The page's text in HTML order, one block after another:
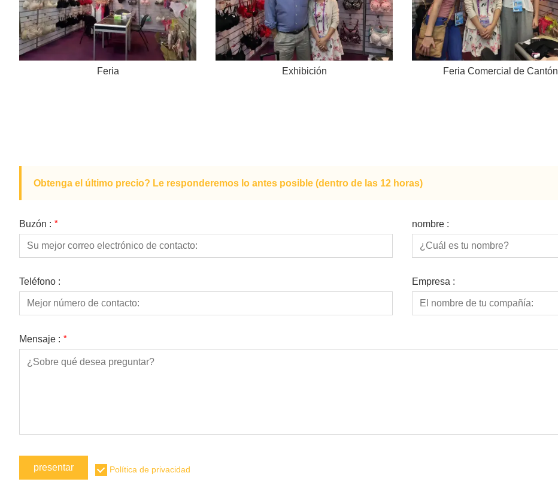
Feria Exhibición Feria Comercial de Cantón
Obtenga el último precio? Le responderemos lo antes posible (dentro de las 12 horas)
Buzón : * nombre :
Teléfono : Empresa :
Mensaje : *
presentar Política de privacidad